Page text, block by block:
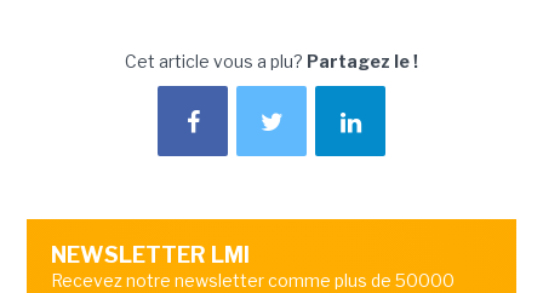
Cet article vous a plu? Partagez le !
NEWSLETTER LMI
Recevez notre newsletter comme plus de 50000